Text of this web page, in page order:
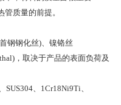
质量的前提。
钢钢化丝)、镍铬丝
，取决于产品的表面负荷及
、1Cr18Ni9Ti、